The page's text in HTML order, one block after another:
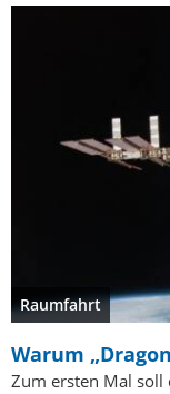
Raumfahrt
Warum
Zum ersten Mal